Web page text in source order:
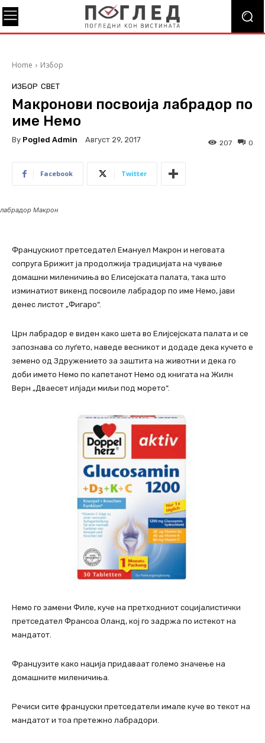
Home Избор
ИЗБОР СВЕТ
Макронови посвоија лабрадор по
име Немо
By Pogled Admin Август 29, 2017 0
207
Facebook Twitter
лабрадор Макрон
Францускиот претседател Емануел Макрон и неговата
сопруга Брижит ја продолжија традицијата на чување
домашни миленичиња во Елисејската палата, така што
изминатиот викенд посвоиле лабрадор по име Немо, јави
денес листот „Фигаро“.
Црн лабрадор е виден како шета во Елијсејската палата и се
запознава со луѓето, наведе весникот и додаде дека кучето е
земено од Здружението за заштита на животни и дека го
доби името Немо по капетанот Немо од книгата на Жилн
Верн „Дваесет илјади миљи под морето“.
Немо го замени Филе, куче на претходниот социјалистички
претседател Франсоа Оланд, кој го задржа по истекот на
мандатот.
Французите како нација придаваат големо значење на
домашните миленичиња.
Речиси сите француски претседатели имале куче во текот на
мандатот и тоа претежно лабрадори.